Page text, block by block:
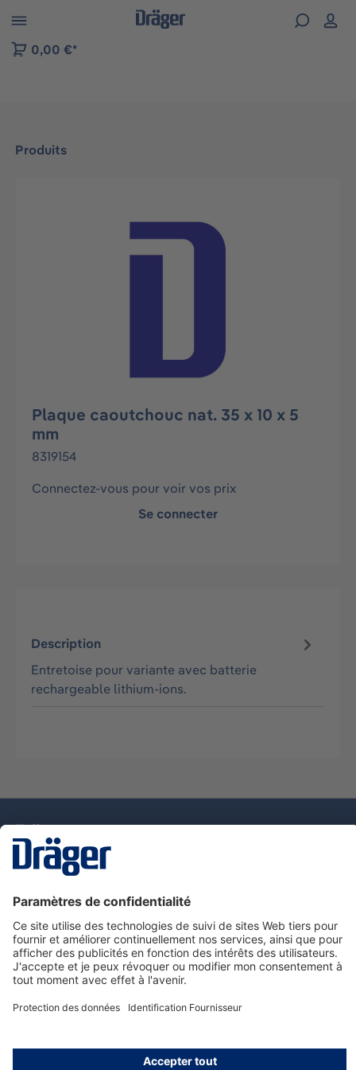
to B2B platform navigation
0,00 €*
Produits
Ignorer la galerie d'images
Plaque caoutchouc nat. 35 x 10 x 5
mm
8319154
Connectez-vous pour voir vos prix
Se connecter
Description
Entretoise pour variante avec batterie
rechargeable lithium-ions.
Nous contacter
Service de e-commande Dräger
Informations sur les produits
© Dräger France SAS, 2024